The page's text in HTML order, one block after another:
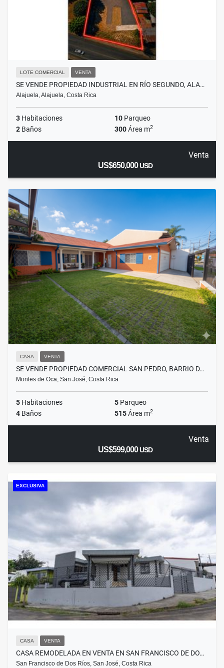
LOTE COMERCIAL VENTA
SE VENDE PROPIEDAD INDUSTRIAL EN RÍO SEGUNDO, ALA…
Alajuela, Alajuela, Costa Rica
3 Habitaciones 10 Parqueo
2 Baños 300Área m2
Venta
US$650,000USD
CASA VENTA
SE VENDE PROPIEDAD COMERCIAL SAN PEDRO, BARRIO D…
Montes de Oca, San José, Costa Rica
5 Habitaciones 5 Parqueo
4 Baños 515Área m2
Venta
US$599,000USD
EXCLUSIVA
CASA VENTA
CASA REMODELADA EN VENTA EN SAN FRANCISCO DE DO…
San Francisco de Dos Ríos, San José, Costa Rica